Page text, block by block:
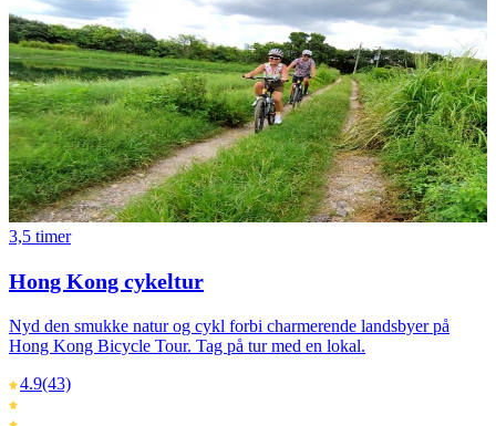
3,5 timer
Hong Kong cykeltur
Nyd den smukke natur og cykl forbi charmerende landsbyer på
Hong Kong Bicycle Tour. Tag på tur med en lokal.
4.9(43)